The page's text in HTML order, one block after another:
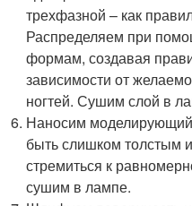
трехфазной – как
Распределяем при
формам, создавая
зависимости от
ногтей. Сушим слой в
Наносим
быть слишком толстым
стремиться к
сушим в лампе.